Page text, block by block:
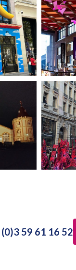
59 61 16 52